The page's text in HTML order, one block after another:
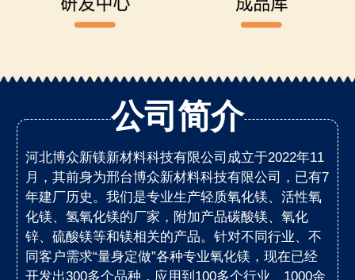
公司简介
河北博众新镁新材料科技有限公司成立于2022年11
月，其前身为邢台博众新材料科技有限公司，已有7
年建厂历史。我们是专业生产轻质氧化镁、活性氧
化镁、氢氧化镁的厂家，附加产品碳酸镁、氧化
锌、硫酸镁等和镁相关的产品。针对不同行业、不
同客户需求“量身定做”各种专业氧化镁，现在已经
开发出300多个品种，应用到100多个行业、1000余